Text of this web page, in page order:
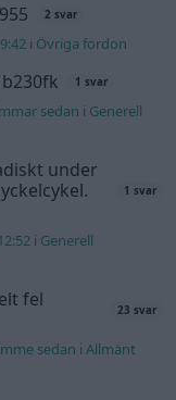
2 svar
i Övriga fordon
1 svar
sedan i Generell
under
1 svar
i Generell
fel
23 svar
sedan iAllmänt